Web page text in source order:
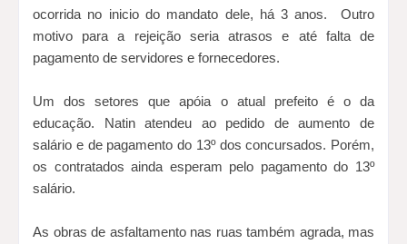
ocorrida no inicio do mandato dele, há 3 anos. Outro
motivo para a rejeição seria atrasos e até falta de
pagamento de servidores e fornecedores.
Um dos setores que apóia o atual prefeito é o da
educação. Natin atendeu ao pedido de aumento de
salário e de pagamento do 13º dos concursados. Porém,
os contratados ainda esperam pelo pagamento do 13º
salário.
As obras de asfaltamento nas ruas também agrada, mas